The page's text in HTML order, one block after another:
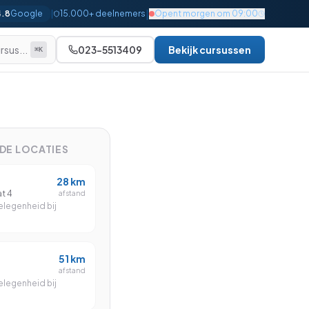
Google 15.000+ deelnemers | Opent morgen om 09:00
Gevorderd
Gevorderd
Gevorderd
⌘K 023-5513409 Bekijk cursussen
LOCATIES
4
bij
28 km
afstand
bij
51 km
afstand